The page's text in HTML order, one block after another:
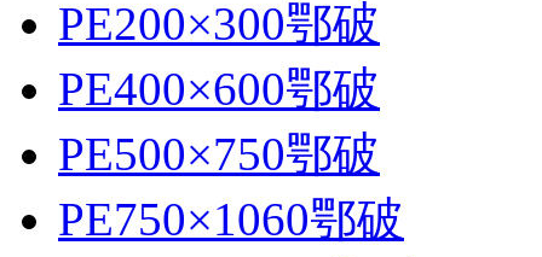
PE200×300鄂破
PE400×600鄂破
PE500×750鄂破
PE750×1060鄂破